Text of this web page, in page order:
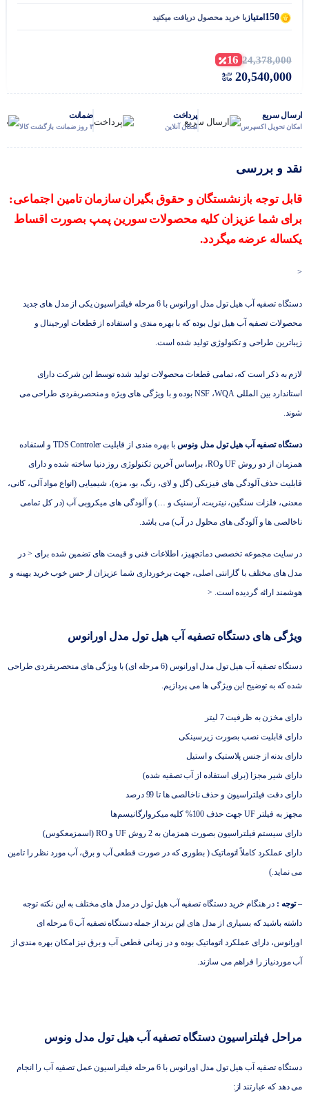
150امتیاز با خرید محصول دریافت میکنید
24,378,000
16
20,540,000
ارسال سریع
امکان تحویل اکسپرس
پرداخت
امکان آنلاین
ضمانت
۳ روز ضمانت بازگشت کالا
نقد و بررسی
قابل توجه بازنشستگان و حقوق بگیران سازمان تامین اجتماعی:
برای شما عزیزان کلیه محصولات سورین پمپ بصورت اقساط
یکساله عرضه میگردد.
<
دستگاه تصفیه آب هیل تول مدل اورانوس با 6 مرحله فیلتراسیون یکی از مدل های جدید
محصولات تصفیه آب هیل تول بوده که با بهره مندی و استفاده از قطعات اورجینال و
زیباترین طراحی و تکنولوژی تولید شده است.
لازم به ذکر است که، تمامی قطعات محصولات تولید شده توسط این شرکت دارای
استاندارد بین المللی NSF ،WQA بوده و با ویژگی های ویژه و منحصربفردی طراحی می
شوند.
دستگاه تصفیه آب هیل تول مدل ونوس
با بهره مندی از قابلیت TDS Controler و استفاده
همزمان از دو روش UF وRO، براساس آخرین تکنولوژی روز دنیا ساخته شده و دارای
قابلیت حذف آلودگی های فیزیکی (گل و لای، رنگ، بو، مزه)، شیمیایی (انواع مواد آلی، کانی،
معدنی، فلزات سنگین، نیتریت، آرسنیک و …) و آلودگی های میکروبی آب (در کل تمامی
ناخالصی ها و آلودگی های محلول در آب) می باشد.
در سایت مجموعه تخصصی دماتجهیز، اطلاعات فنی و قیمت های تضمین شده برای < در
مدل های مختلف با گارانتی اصلی، جهت برخورداری شما عزیزان از حس خوب خرید بهینه و
هوشمند ارائه گردیده است. <
ویژگی های دستگاه تصفیه آب هیل تول مدل اورانوس
دستگاه تصفیه آب هیل تول مدل اورانوس (6 مرحله ای) با ویژگی های منحصربفردی طراحی
شده که به توضیح این ویژگی ها می پردازیم.
دارای مخزن به ظرفیت 7 لیتر
دارای قابلیت نصب بصورت زیرسینکی
دارای بدنه از جنس پلاستیک و استیل
دارای شیر مجزا (برای استفاده از آب تصفیه شده)
دارای دقت فیلتراسیون و حذف ناخالصی ها تا 99 درصد
مجهز به فیلتر UF جهت حذف 100% کلیه میکروارگانیسم‌ها
دارای سیستم فیلتراسیون بصورت همزمان به 2 روش UF و RO (اسمزمعکوس)
دارای عملکرد کاملاً اتوماتیک ( بطوری که در صورت قطعی آب و برق، آب مورد نظر را تامین
می نماید.)
– توجه : در هنگام خرید دستگاه تصفیه آب هیل تول در مدل های مختلف به این نکته توجه
داشته باشید که بسیاری از مدل های این برند از جمله دستگاه تصفیه آب 6 مرحله ای
اورانوس، دارای عملکرد اتوماتیک بوده و در زمانی قطعی آب و برق نیز امکان بهره مندی از
آب موردنیاز را فراهم می سازند.
مراحل فیلتراسیون دستگاه تصفیه آب هیل تول مدل ونوس
دستگاه تصفیه آب هیل تول مدل اورانوس با 6 مرحله فیلتراسیون عمل تصفیه آب را انجام
می دهد که عبارتند از: